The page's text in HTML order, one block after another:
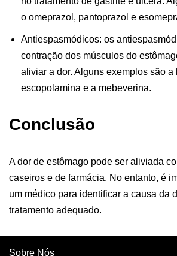
o omeprazol, pantoprazol e
Antiespasmódicos: os
contração dos músculos do
aliviar a dor. Alguns exemplos são a
escopolamina e a mebeverina.
Conclusão
A dor de estômago pode ser aliviada
caseiros e de farmácia. No entanto, é
um médico para identificar a causa da
tratamento adequado.
Sobre Nós